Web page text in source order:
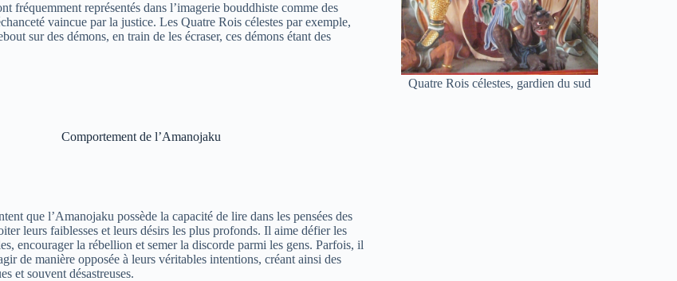
fréquemment représentés dans l’imagerie bouddhiste comme des
vaincue par la justice. Les Quatre Rois célestes par exemple,
sur des démons, en train de les écraser, ces démons étant des
Quatre Rois célestes, gardien du sud
Comportement de l’Amanojaku
que l’Amanojaku possède la capacité de lire dans les pensées des
leurs faiblesses et leurs désirs les plus profonds. Il aime défier les
encourager la rébellion et semer la discorde parmi les gens. Parfois, il
de manière opposée à leurs véritables intentions, créant ainsi des
et souvent désastreuses.